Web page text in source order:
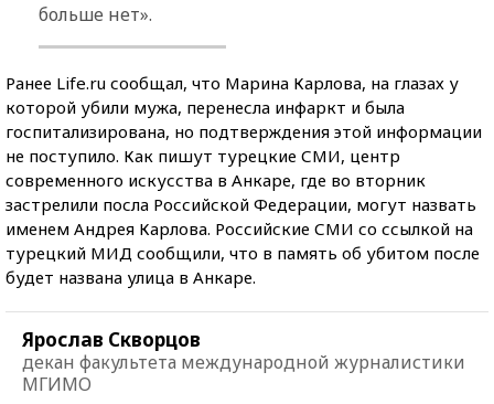
больше нет».
Ранее Life.ru сообщал, что Марина Карлова, на глазах у
которой убили мужа, перенесла инфаркт и была
госпитализирована, но подтверждения этой информации
не поступило. Как пишут турецкие СМИ, центр
современного искусства в Анкаре, где во вторник
застрелили посла Российской Федерации, могут назвать
именем Андрея Карлова. Российские СМИ со ссылкой на
турецкий МИД сообщили, что в память об убитом после
будет названа улица в Анкаре.
Ярослав Скворцов
декан факультета международной журналистики
МГИМО